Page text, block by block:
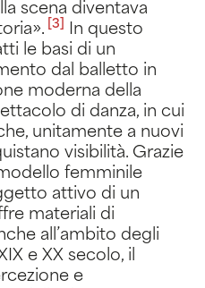
scena diventava
. [3]
In questo
le basi di un
dal balletto in
moderna della
di danza, in cui
unitamente a nuovi
visibilità. Grazie
femminile
attivo di un
materiali di
all’ambito degli
e XX secolo, il
e